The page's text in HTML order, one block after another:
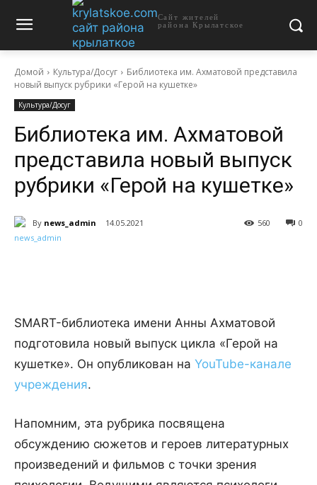
Сайт жителей
района Крылатское
Домой Культура/Досуг
Библиотека им. Ахматовой представила
новый выпуск рубрики «Герой на кушетке»
Культура/Досуг
Библиотека им. Ахматовой
представила новый выпуск
рубрики «Герой на кушетке»
By news_admin 14.05.2021 0
560
SMART-библиотека имени Анны Ахматовой
подготовила новый выпуск цикла «Герой на
кушетке». Он опубликован на YouTube-канале
учреждения.
Напомним, эта рубрика посвящена
обсуждению сюжетов и героев литературных
произведений и фильмов с точки зрения